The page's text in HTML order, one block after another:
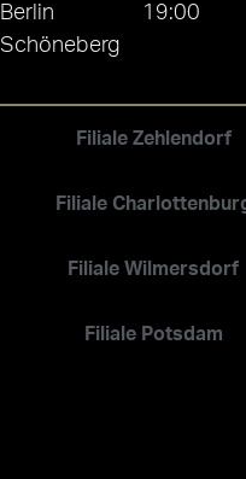
Filiale Zehlendorf
Filiale
Filiale Wilmersdorf
Filiale Potsdam
Berlin
Schöneberg
19:00